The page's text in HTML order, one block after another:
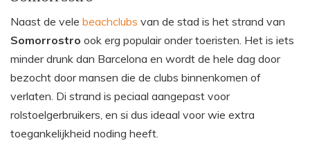
Naast de vele beachclubs van de stad is het strand van
Somorrostro ook erg populair onder toeristen. Het is iets
minder drunk dan Barcelona en wordt de hele dag door
bezocht door mansen die de clubs binnenkomen of
verlaten. Di strand is peciaal aangepast voor
rolstoelgerbruikers, en si dus ideaal voor wie extra
toegankelijkheid noding heeft.